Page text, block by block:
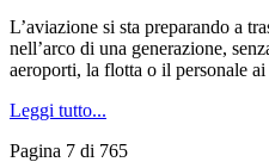
L’aviazione si sta preparando a
nell’arco di una generazione,
aeroporti, la flotta o il personale
Leggi tutto...
Pagina 7 di 765